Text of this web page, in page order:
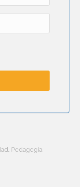
, Pedagogía